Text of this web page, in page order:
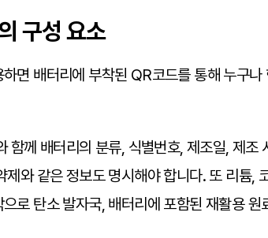
구성 요소
면 배터리에 부착된 QR코드를 통해 누구
함께 배터리의 분류, 식별번호, 제조일, 제
제와 같은 정보도 명시해야 합니다. 또 리튬,
로 탄소 발자국, 배터리에 포함된 재활용